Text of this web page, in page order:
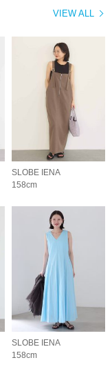
VIEW ALL
SLOBE IENA
158cm
SLOBE IENA
158cm